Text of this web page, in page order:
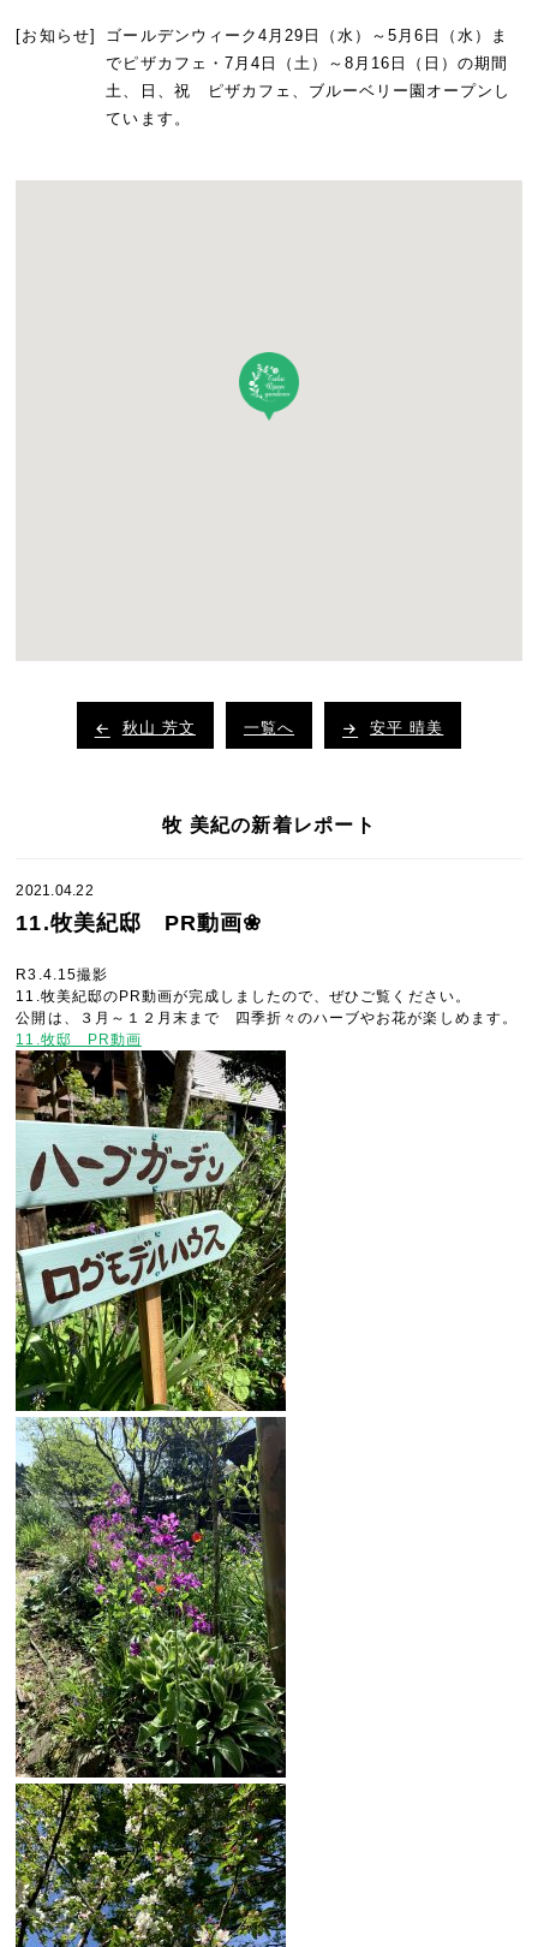
[お知らせ]
ゴールデンウィーク4月29日（水）～5月6日（水）ま
でピザカフェ・7月4日（土）～8月16日（日）の期間
土、日、祝 ピザカフェ、ブルーベリー園オープンし
ています。
秋山 芳文 一覧へ 安平 晴美
牧 美紀の新着レポート
2021.04.22
11.牧美紀邸 PR動画❀
R3.4.15撮影
11.牧美紀邸のPR動画が完成しましたので、ぜひご覧ください。
公開は、３月～１２月末まで 四季折々のハーブやお花が楽しめます。
11.牧邸 PR動画